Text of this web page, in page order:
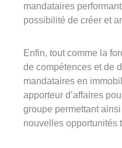
mandataires
possibilité de créer et
Enfin, tout comme la
de compétences et de
mandataires en
apporteur d’affaires
groupe permettant
nouvelles opportunités